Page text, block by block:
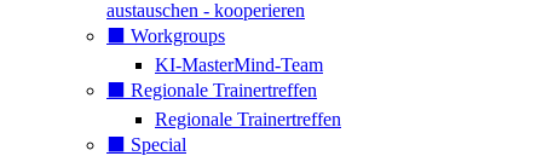
austauschen - kooperieren
⬛️ Workgroups
KI-MasterMind-Team
⬛️ Regionale Trainertreffen
Regionale Trainertreffen
⬛️ Special